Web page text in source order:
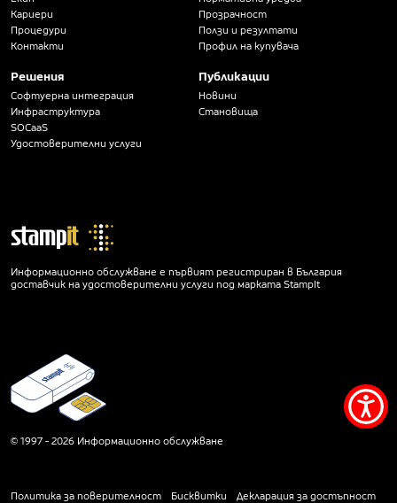
Кариери
Процедури
Контакти
Решения
Софтуерна интеграция
Инфраструктура
SOCaaS
Удостоверителни услуги
Прозрачност
Ползи и резултати
Профил на купувача
Публикации
Новини
Становища
Информационно обслужване е първият регистриран в България
доставчик на удостоверителни услуги под марката StampIt
© 1997 - 2026 Информационно обслужване
Политика за поверителност Бисквитки
Декларация за достъпност